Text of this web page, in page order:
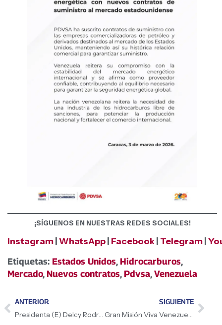
¡SÍGUENOS EN NUESTRAS REDES SOCIALES!
Instagram|WhatsApp| Facebook| Telegram|
Etiquetas: Estados Unidos, Hidrocarburos,
Mercado, Nuevos contratos, Pdvsa,Venezuela
ANTERIOR
Presidenta (E) Delcy Rodríguez: «Vayamos este 8 de marzo con convicción, con alta conciencia y con profundo amor por nuestra Patria»
SIGUIENTE
Gran Misión Viva Venezuela rinde homenaje a Cecilia Todd